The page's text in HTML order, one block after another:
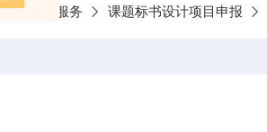
整体课题服务 课题标书设计项目申报